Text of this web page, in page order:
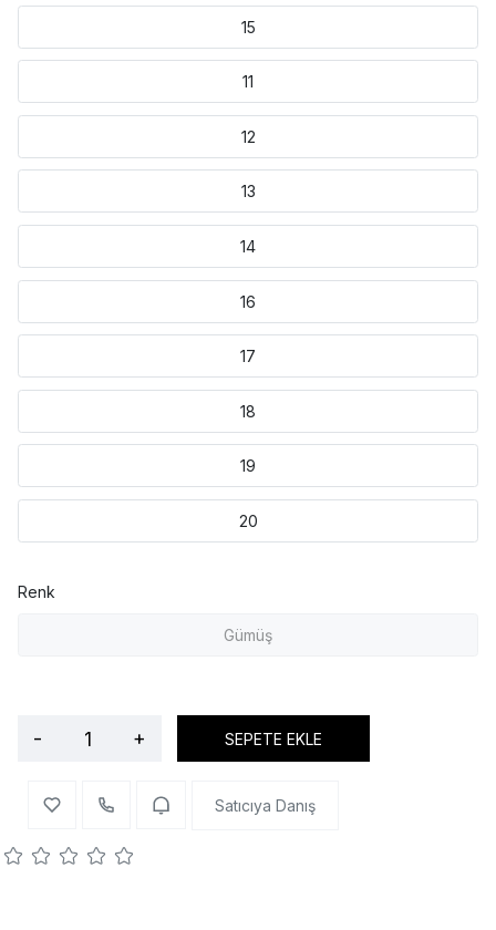
15
11
12
13
14
16
17
18
19
20
Renk
Gümüş
- + SEPETE EKLE
Satıcıya Danış